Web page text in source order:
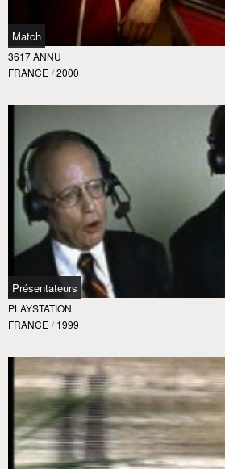
Match
3617 ANNU
FRANCE / 2000
Présentateurs
PLAYSTATION
FRANCE / 1999